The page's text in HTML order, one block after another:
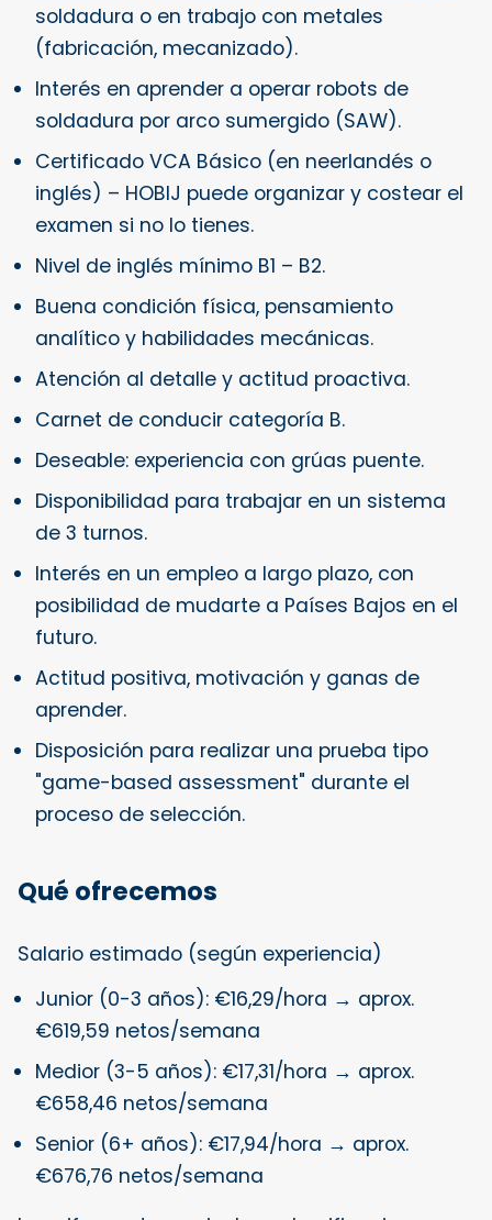
soldadura o en trabajo con metales
(fabricación, mecanizado).
Interés en aprender a operar robots de
soldadura por arco sumergido (SAW).
Certificado VCA Básico (en neerlandés o
inglés) – HOBIJ puede organizar y costear el
examen si no lo tienes.
Nivel de inglés mínimo B1 – B2.
Buena condición física, pensamiento
analítico y habilidades mecánicas.
Atención al detalle y actitud proactiva.
Carnet de conducir categoría B.
Deseable: experiencia con grúas puente.
Disponibilidad para trabajar en un sistema
de 3 turnos.
Interés en un empleo a largo plazo, con
posibilidad de mudarte a Países Bajos en el
futuro.
Actitud positiva, motivación y ganas de
aprender.
Disposición para realizar una prueba tipo
"game-based assessment" durante el
proceso de selección.
Qué ofrecemos
Salario estimado (según experiencia)
Junior (0-3 años): €16,29/hora → aprox.
€619,59 netos/semana
Medior (3-5 años): €17,31/hora → aprox.
€658,46 netos/semana
Senior (6+ años): €17,94/hora → aprox.
€676,76 netos/semana